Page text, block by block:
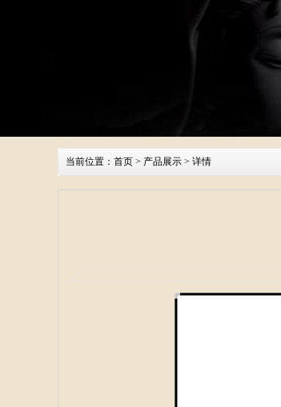
当前位置： 首页 > 产品展示 > 详情